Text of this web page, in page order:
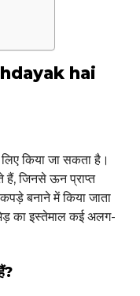
hai
किया जा सकता है।
हैं, जिनसे ऊन प्राप्त
बनाने में किया जाता
का इस्तेमाल कई अलग-